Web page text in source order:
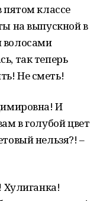
классе
на выпускной в
волосами
так теперь
Не сметь!
И
в голубой цвет
нельзя?! –
Хулиганка!